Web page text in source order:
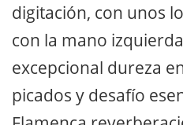
digitación, con unos
con la mano
excepcional dureza
picados y desafío